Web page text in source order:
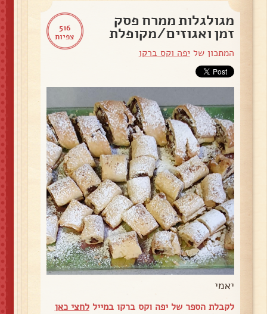
516
צפיות
מגולגלות ממרח פסק
זמן ואגוזים/מקופלת
המתכון של יפה וקס ברקו
יאמי
לקבלת הספר של יפה וקס ברקו במייללחצי כאן